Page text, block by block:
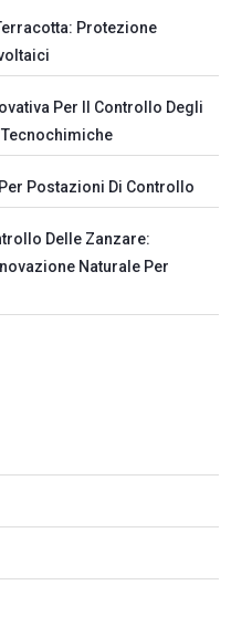
Protezione
Per Il Controllo Degli
Postazioni Di Controllo
Delle Zanzare:
Naturale Per